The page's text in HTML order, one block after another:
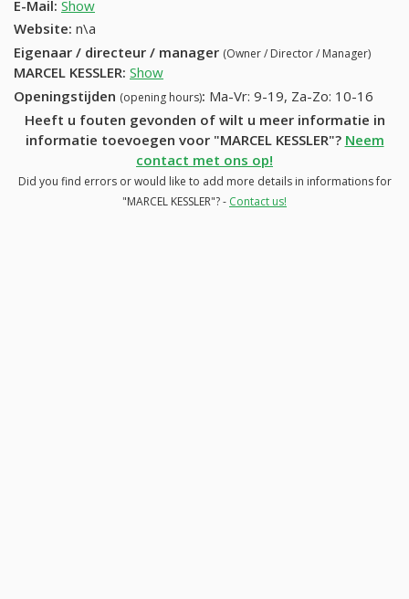
E-Mail: Show
Website: n\a
Eigenaar / directeur / manager (Owner / Director / Manager)
MARCEL KESSLER: Show
Openingstijden (opening hours): Ma-Vr: 9-19, Za-Zo: 10-16
Heeft u fouten gevonden of wilt u meer informatie in
informatie toevoegen voor "MARCEL KESSLER"? Neem
contact met ons op!
Did you find errors or would like to add more details in informations for
"MARCEL KESSLER"? - Contact us!